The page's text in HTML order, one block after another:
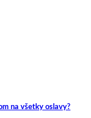
na všetky oslavy?